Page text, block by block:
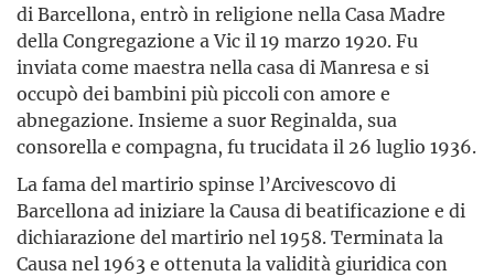
di Barcellona, entrò in religione nella Casa Madre
della Congregazione a Vic il 19 marzo 1920. Fu
inviata come maestra nella casa di Manresa e si
occupò dei bambini più piccoli con amore e
abnegazione. Insieme a suor Reginalda, sua
consorella e compagna, fu trucidata il 26 luglio 1936.
La fama del martirio spinse l’Arcivescovo di
Barcellona ad iniziare la Causa di beatificazione e di
dichiarazione del martirio nel 1958. Terminata la
Causa nel 1963 e ottenuta la validità giuridica con